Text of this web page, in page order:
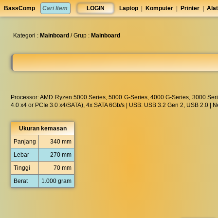
BassComp LOGIN Laptop Komputer Printer
anti
lelet
Kategori : Mainboard / Grup : Mainboard
Processor: AMD Ryzen 5000 Series, 5000 G-Series, 4000 G-Series, 3000
4.0 x4 or PCIe 3.0 x4/SATA), 4x SATA 6Gb/s | USB: USB 3.2 Gen 2, USB 2.0
Ukuran kemasan
Panjang
340 mm
Lebar
270 mm
Tinggi
70 mm
Berat
1.000 gram